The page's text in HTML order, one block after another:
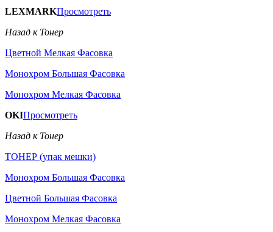
LEXMARKПросмотреть
Назад к Тонер
Цветной Мелкая Фасовка
Монохром Большая Фасовка
Монохром Мелкая Фасовка
OKIПросмотреть
Назад к Тонер
ТОНЕР (упак мешки)
Монохром Большая Фасовка
Цветной Большая Фасовка
Монохром Мелкая Фасовка